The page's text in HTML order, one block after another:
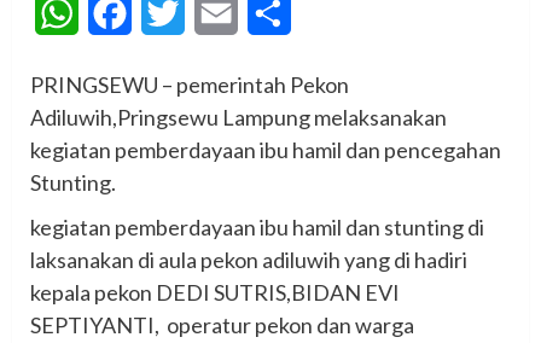
WhatsAppFacebookTwitter Email
PRINGSEWU – pemerintah Pekon
Adiluwih,Pringsewu Lampung melaksanakan
kegiatan pemberdayaan ibu hamil dan pencegahan
Stunting.
kegiatan pemberdayaan ibu hamil dan stunting di
laksanakan di aula pekon adiluwih yang di hadiri
kepala pekon DEDI SUTRIS,BIDAN EVI
SEPTIYANTI, operatur pekon dan warga